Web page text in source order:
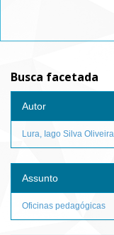
Busca facetada
Autor
Lura, Iago Silva Oliveira
Assunto
Oficinas pedagógicas